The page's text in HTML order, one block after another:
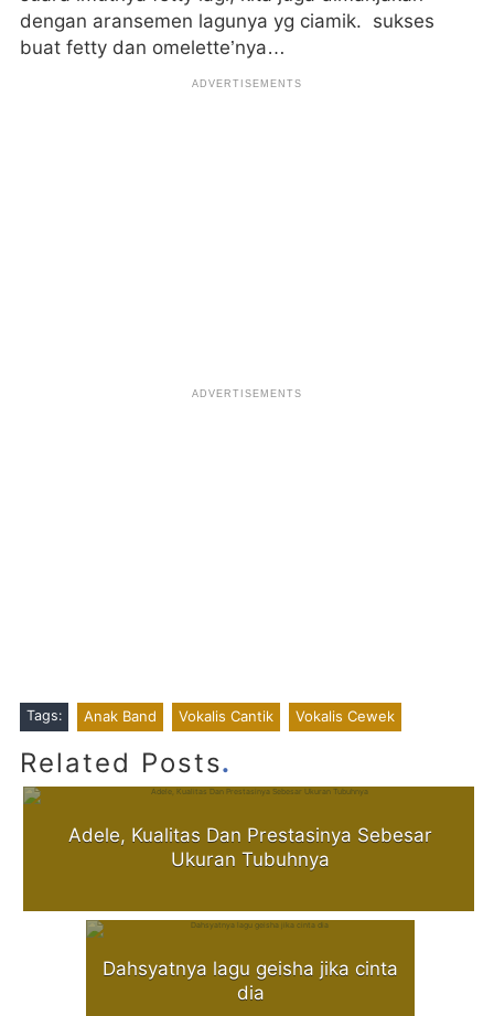
dengan aransemen lagunya yg ciamik. sukses
buat fetty dan omelette’nya…
Tags: Anak Band Vokalis Cantik Vokalis Cewek
Related Posts.
Adele, Kualitas Dan Prestasinya Sebesar
Ukuran Tubuhnya
Dahsyatnya lagu geisha jika cinta
dia